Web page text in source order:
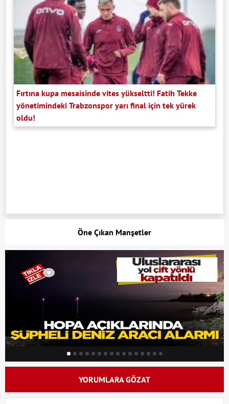
Fırtına kupa mesaisinde vites yükseltti! Fatih Tekke
yönetimindeki Trabzonspor yarı final için tek yürek
oldu!
Öne Çıkan Manşetler
YORUMLARA GÖZAT